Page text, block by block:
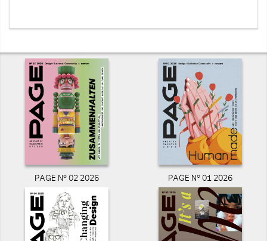
PAGE N° 02 2026 PAGE N° 01 2026